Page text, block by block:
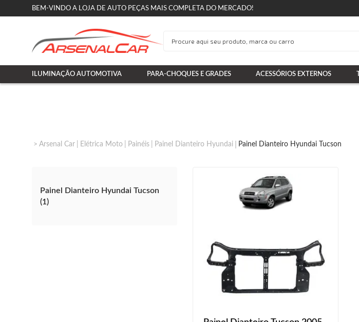
BEM-VINDO A LOJA DE AUTO PEÇAS MAIS COMPLETA DO MERCADO!
ILUMINAÇÃO AUTOMOTIVA PARA-CHOQUES E GRADES ACESSÓRIOS EXTERNOS
Arsenal Car Elétrica Moto Painéis Painel Dianteiro Hyundai Painel Dianteiro Hyundai Tucson
Painel Dianteiro Hyundai Tucson
(1)